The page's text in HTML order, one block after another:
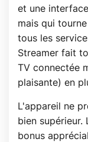
et une
mais qui
tous les
Streamer fait
TV connectée
plaisante) en
L'appareil ne
bien supérieur.
bonus